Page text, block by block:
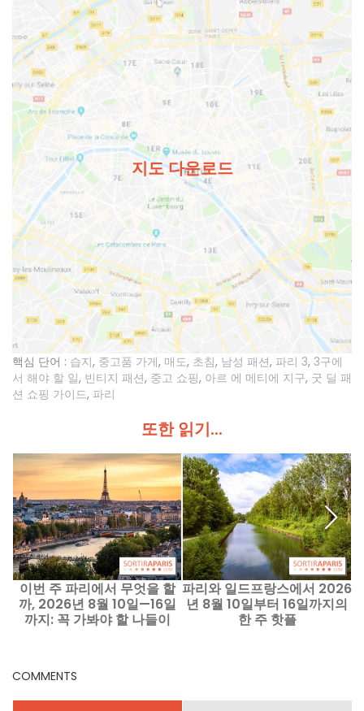
지도 다운로드
핵심 단어 : 습지, 중고품 가게, 매도, 초침, 남성 패션, 파리 3, 3구에
서 해야 할 일, 빈티지 패션, 중고 쇼핑, 아르 에 메티에 지구, 굿 딜 패
션 쇼핑 가이드, 파리
또한 읽기...
이번 주 파리에서 무엇을 할
까, 2026년 8월 10일—16일
까지: 꼭 가봐야 할 나들이
파리와 일드프랑스에서 2026
년 8월 10일부터 16일까지의
한 주 핫플
COMMENTS